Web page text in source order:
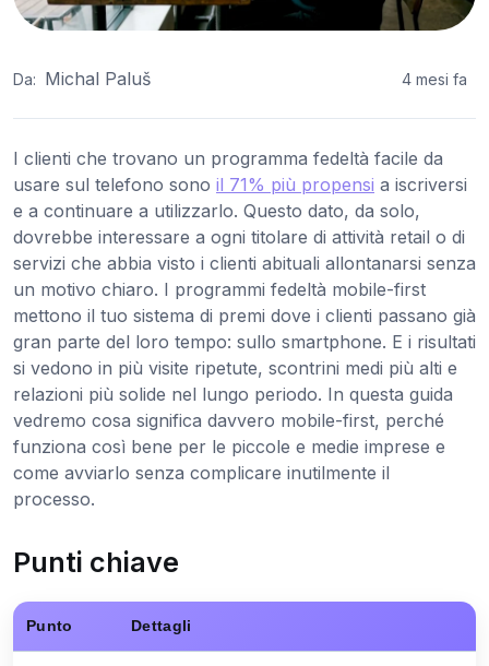
Da: Michal Paluš 4 mesi fa
I clienti che trovano un programma fedeltà facile da
usare sul telefono sono il 71% più propensi a iscriversi
e a continuare a utilizzarlo. Questo dato, da solo,
dovrebbe interessare a ogni titolare di attività retail o di
servizi che abbia visto i clienti abituali allontanarsi senza
un motivo chiaro. I programmi fedeltà mobile-first
mettono il tuo sistema di premi dove i clienti passano già
gran parte del loro tempo: sullo smartphone. E i risultati
si vedono in più visite ripetute, scontrini medi più alti e
relazioni più solide nel lungo periodo. In questa guida
vedremo cosa significa davvero mobile-first, perché
funziona così bene per le piccole e medie imprese e
come avviarlo senza complicare inutilmente il
processo.
Punti chiave
Punto Dettagli